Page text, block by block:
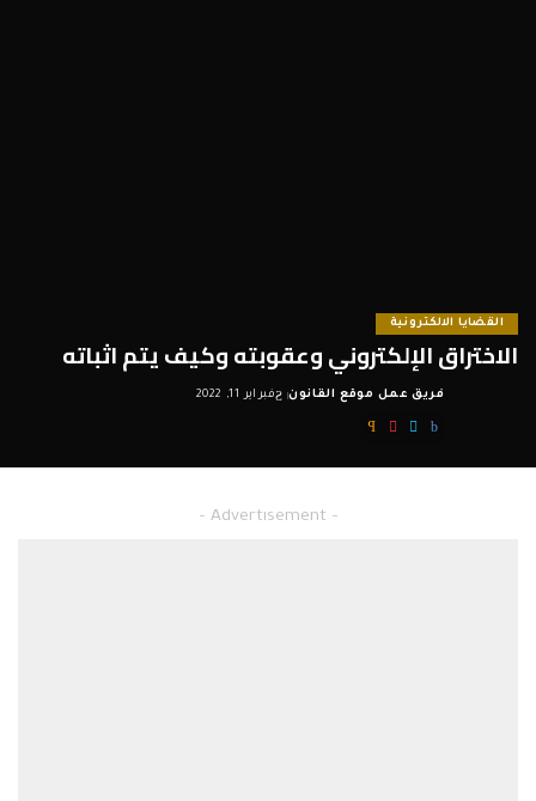
القضايا الالكترونية
الاختراق الإلكتروني وعقوبته وكيف يتم اثباته
Posted
by
فريق عمل موقع القانون فبراير 11, 2022
– Advertisement –